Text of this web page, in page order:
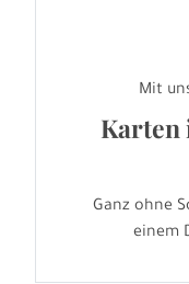
Mit
Ganz ohne
einem